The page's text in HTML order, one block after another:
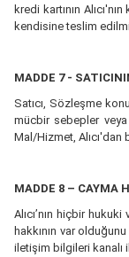
kredi kartının
kendisine teslim
MADDE 7 -
Satıcı, Sözleşme
mücbir sebepler
Mal/Hizmet,
MADDE 8 – CAYMA
Alıcı’nın hiçbir
hakkının var
iletişim bilgileri kanalı